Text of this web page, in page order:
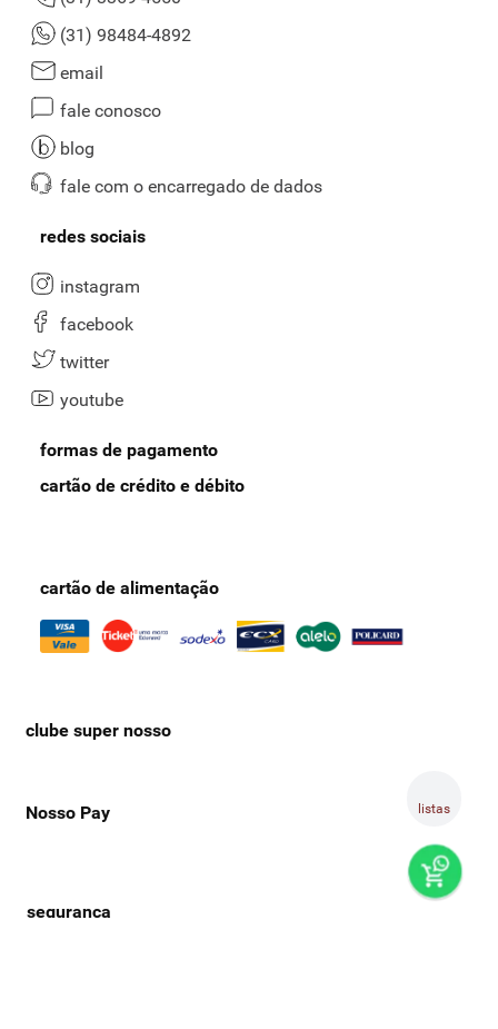
listas
(31) 98484-4892
email
fale conosco
blog
fale com o encarregado de dados
redes sociais
instagram
facebook
twitter
youtube
formas de pagamento
cartão de crédito e débito
cartão de alimentação
clube super nosso
Nosso Pay